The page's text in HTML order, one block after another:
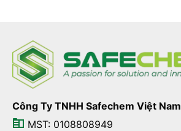
Công Ty TNHH Safechem Việt Nam
MST: 0108808949